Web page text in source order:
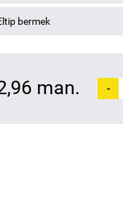
bermek
man. -